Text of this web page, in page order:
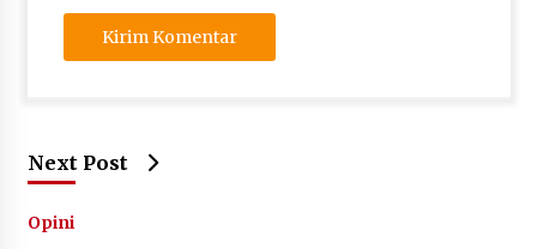
Next Post
Opini